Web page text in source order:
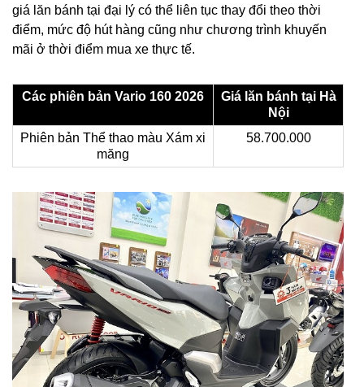
giá lăn bánh tại đại lý có thể liên tục thay đổi theo thời
điểm, mức độ hút hàng cũng như chương trình khuyến
mãi ở thời điểm mua xe thực tế.
Các phiên bản Vario 160 2026
Giá lăn bánh tại Hà
Nội
Phiên bản Thể thao màu Xám xi
măng
58.700.000